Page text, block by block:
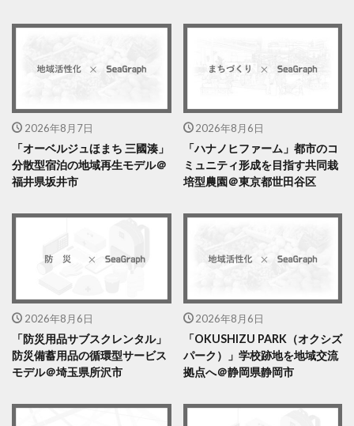
2026年8月7日
「オーベルジュほまち 三國湊」
分散型宿泊の地域再生モデル＠
福井県坂井市
2026年8月6日
「ハナノヒファーム」都市のコ
ミュニティ形成を目指す共同栽
培型農園＠東京都世田谷区
2026年8月6日
「防災用品サブスクレンタル」
防災備蓄用品の循環型サービス
モデル＠埼玉県所沢市
2026年8月6日
「OKUSHIZU PARK（オクシズ
パーク）」学校跡地を地域交流
拠点へ＠静岡県静岡市